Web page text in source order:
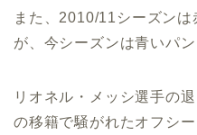
また、2010/11シーズン
が、今シーズンは青いパ
リオネル・メッシ選手の
の移籍で騒がれたオフシ